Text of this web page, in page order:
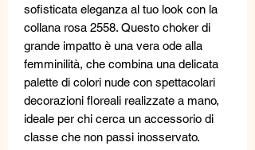
sofisticata eleganza al tuo look con la
collana rosa 2558. Questo choker di
grande impatto è una vera ode alla
femminilità, che combina una delicata
palette di colori nude con spettacolari
decorazioni floreali realizzate a mano,
ideale per chi cerca un accessorio di
classe che non passi inosservato.